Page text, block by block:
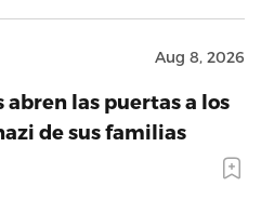
Aug 8, 2026
las puertas a los
de sus familias